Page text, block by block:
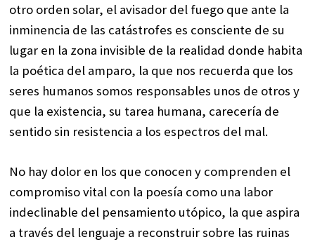
otro orden solar, el avisador del fuego que ante la
inminencia de las catástrofes es consciente de su
lugar en la zona invisible de la realidad donde habita
la poética del amparo, la que nos recuerda que los
seres humanos somos responsables unos de otros y
que la existencia, su tarea humana, carecería de
sentido sin resistencia a los espectros del mal.
No hay dolor en los que conocen y comprenden el
compromiso vital con la poesía como una labor
indeclinable del pensamiento utópico, la que aspira
a través del lenguaje a reconstruir sobre las ruinas